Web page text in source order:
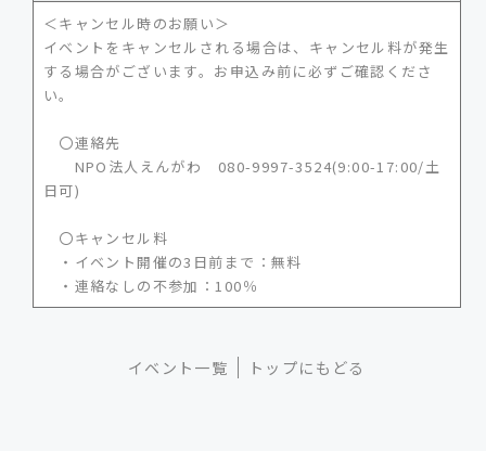
＜キャンセル時のお願い＞
イベントをキャンセルされる場合は、キャンセル料が発生
する場合がございます。お申込み前に必ずご確認くださ
い。
〇連絡先
NPO法人えんがわ 080-9997-3524(9:00-17:00/土
日可)
〇キャンセル料
・イベント開催の3日前まで：無料
・連絡なしの不参加：100％
イベント一覧 トップにもどる